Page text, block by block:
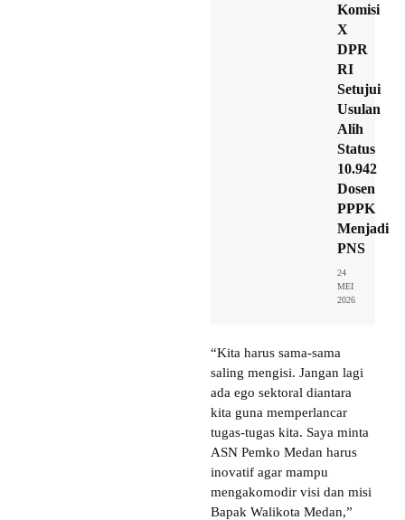
Komisi
X
DPR
RI
Setujui
Usulan
Alih
Status
10.942
Dosen
PPPK
Menjadi
PNS
24
MEI
2026
“Kita harus sama-sama
saling mengisi. Jangan lagi
ada ego sektoral diantara
kita guna memperlancar
tugas-tugas kita. Saya minta
ASN Pemko Medan harus
inovatif agar mampu
mengakomodir visi dan misi
Bapak Walikota Medan,”